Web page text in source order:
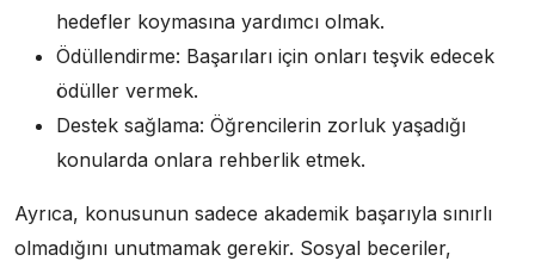
hedefler koymasına yardımcı olmak.
Ödüllendirme: Başarıları için onları teşvik edecek
ödüller vermek.
Destek sağlama: Öğrencilerin zorluk yaşadığı
konularda onlara rehberlik etmek.
Ayrıca, konusunun sadece akademik başarıyla sınırlı
olmadığını unutmamak gerekir. Sosyal beceriler,